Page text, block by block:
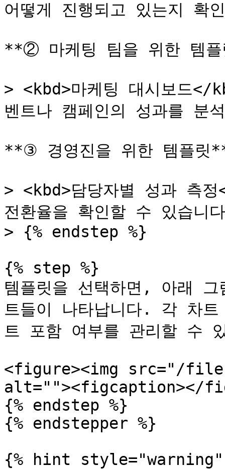
어떻게 진행되고 있는지 확
**② 마케팅 팀을 위한 템
> <kbd>마케팅 대시보드
벤트나 캠페인의 성과를 분
**③ 경영진을 위한 템플릿
> <kbd>담당자별 성과 측
전환율을 확인할 수 있습니
> {% endstep %}
{% step %}
템플릿을 선택하면, 아래
트들이 나타납니다. 각 차
트 포함 여부를 관리할 수
<figure><img src="/
alt=""><figcaption></
{% endstep %}
{% endstepper %}
{% hint style="warning"